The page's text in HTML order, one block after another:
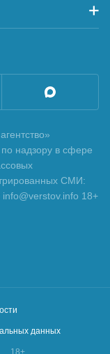
надзору в сфере
СМИ:
18+
данных
18+